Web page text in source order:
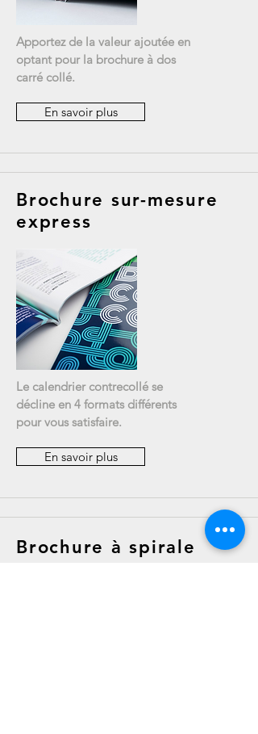
Apportez de la valeur ajoutée en
optant pour la brochure à dos
carré collé.
En savoir plus
Brochure sur-mesure
express
Le calendrier contrecollé se
décline en 4 formats différents
pour vous satisfaire.
En savoir plus
Brochure à spirale